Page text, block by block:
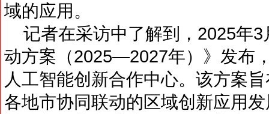
域的应用。
记者在采访中了解到，2025年3
动方案（2025—2027年）》发布
人工智能创新合作中心。该方案
各地市协同联动的区域创新应用